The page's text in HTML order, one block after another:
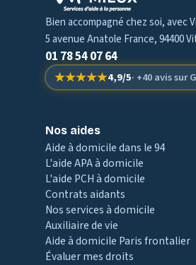
Bien accompagné chez soi, avec
5 avenue Anatole France,94400
01 78 54 07 64
★★★★★
★★★★★4,9/5· +40 avissur
Nos aides
Aide à domicile dans le 94
L'aide APA à domicile
L'aide PCH à domicile
Contrats aidants
Nos services à domicile
Auxiliaire de vie
Aide à domicile Paris frontalier
Évaluer mes droits